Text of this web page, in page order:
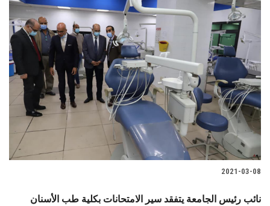
2021-03-08
نائب رئيس الجامعة يتفقد سير الامتحانات بكلية طب الأسنان